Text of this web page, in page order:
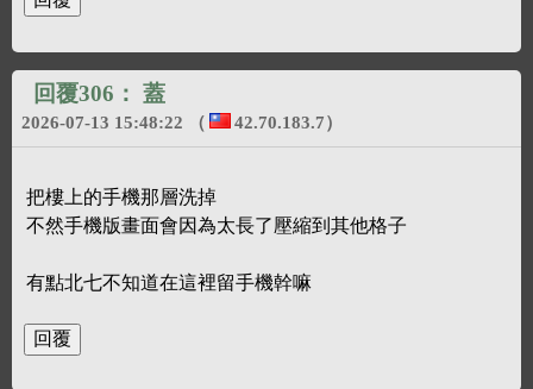
回覆306： 蓋
2026-07-13 15:48:22 （ 42.70.183.7）
把樓上的手機那層洗掉
不然手機版畫面會因為太長了壓縮到其他格子
有點北七不知道在這裡留手機幹嘛